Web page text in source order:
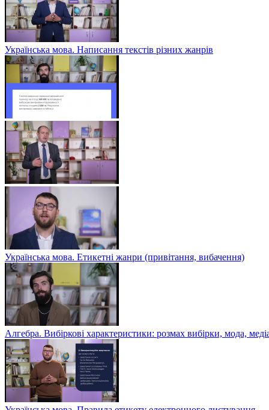
Українська мова. Написання текстів різних жанрів
Українська мова. Етикетні жанри (привітання, вибачення)
Алгебра. Вибіркові характеристики: розмах вибірки, мода,